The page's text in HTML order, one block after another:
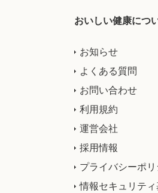
おいしい健康につ
お知らせ
よくある質問
お問い合わせ
利用規約
運営会社
採用情報
プライバシーポ
情報セキュリテ